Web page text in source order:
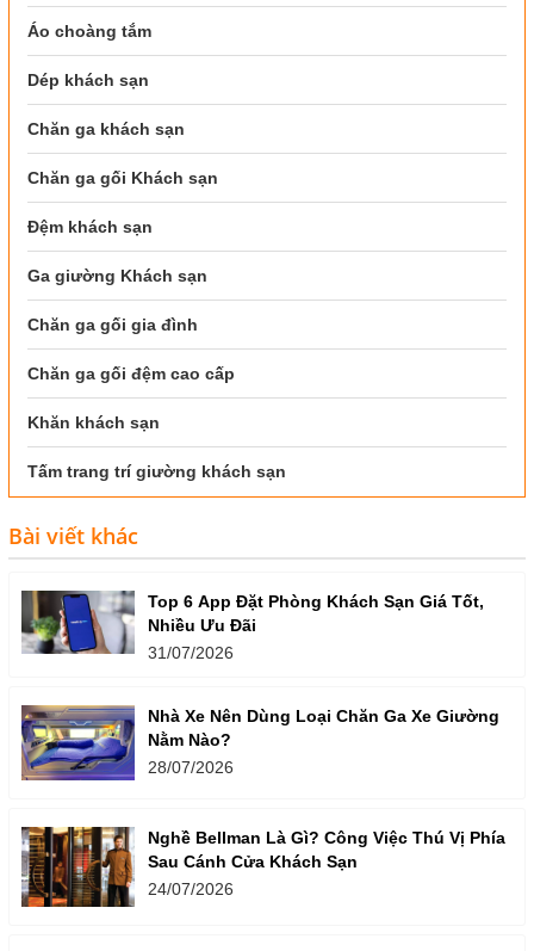
Áo choàng tắm
Dép khách sạn
Chăn ga khách sạn
Chăn ga gối Khách sạn
Đệm khách sạn
Ga giường Khách sạn
Chăn ga gối gia đình
Chăn ga gối đệm cao cấp
Khăn khách sạn
Tấm trang trí giường khách sạn
Bài viết khác
Top 6 App Đặt Phòng Khách Sạn Giá Tốt,
Nhiều Ưu Đãi
31/07/2026
Nhà Xe Nên Dùng Loại Chăn Ga Xe Giường
Nằm Nào?
28/07/2026
Nghề Bellman Là Gì? Công Việc Thú Vị Phía
Sau Cánh Cửa Khách Sạn
24/07/2026